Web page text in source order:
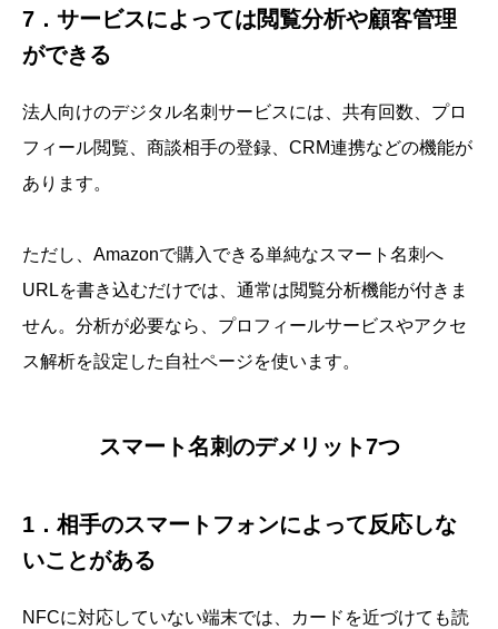
7．サービスによっては閲覧分析や顧客管理
ができる
法人向けのデジタル名刺サービスには、共有回数、プロ
フィール閲覧、商談相手の登録、CRM連携などの機能が
あります。
ただし、Amazonで購入できる単純なスマート名刺へ
URLを書き込むだけでは、通常は閲覧分析機能が付きま
せん。分析が必要なら、プロフィールサービスやアクセ
ス解析を設定した自社ページを使います。
スマート名刺のデメリット7つ
1．相手のスマートフォンによって反応しな
いことがある
NFCに対応していない端末では、カードを近づけても読